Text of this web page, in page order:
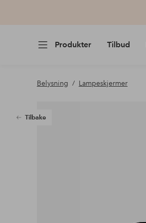
Produkter Tilbud
Belysning Lampeskjermer
Tilbake